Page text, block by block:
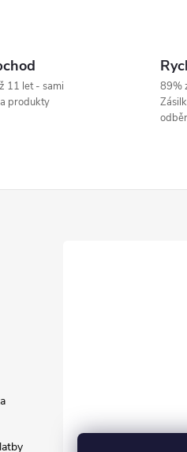
11 let - sami
produkty
89%
odběr